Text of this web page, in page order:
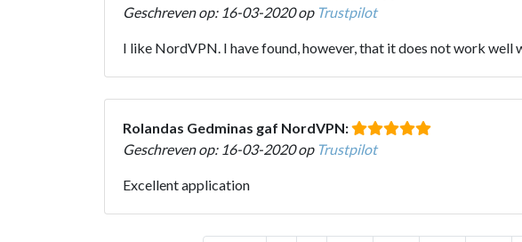
Geschreven op: 16-03-2020 op Trustpilot
I like NordVPN. I have found, however, that it does not work well
Rolandas Gedminas gaf NordVPN:
Geschreven op: 16-03-2020 op Trustpilot
Excellent application